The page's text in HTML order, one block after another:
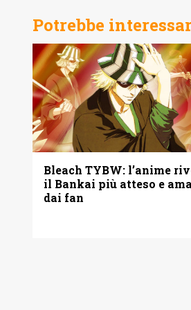
Potrebbe
Bleach TYBW: l’anime
il Bankai più atteso e
dai fan